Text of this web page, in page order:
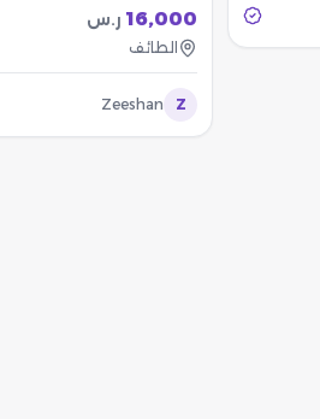
16,000 ر.س
الطائف
Z
Zeeshan